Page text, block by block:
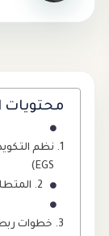
محتويات
EGS)